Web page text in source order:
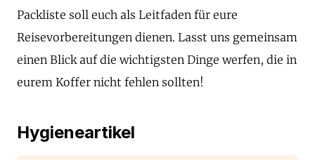
Packliste soll euch als Leitfaden für eure
Reisevorbereitungen dienen. Lasst uns gemeinsam
einen Blick auf die wichtigsten Dinge werfen, die in
eurem Koffer nicht fehlen sollten!
Hygieneartikel